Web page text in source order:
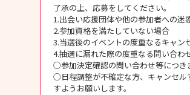
了承の上、応募をしてください。
1.出会い応援団体や他の参加者への迷
2.参加資格を満たしていない場合
3.当選後のイベントの度重なるキャン
4.抽選に漏れた際の度重なる問い
○参加決定確認の問い合わせ等につき
○日程調整が不確定な方、キャンセル
すようお願いします。